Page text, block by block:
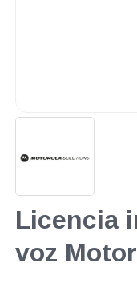
Licencia
voz